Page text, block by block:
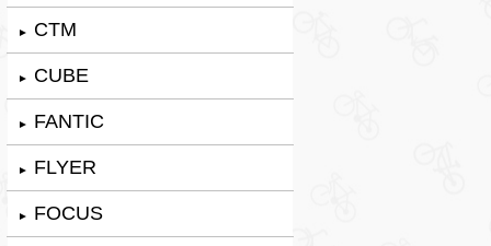
► CTM
► CUBE
► FANTIC
► FLYER
► FOCUS